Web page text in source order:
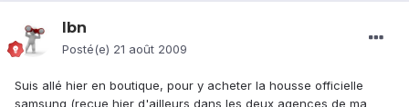
lbn
Posté(e) 21 août 2009
Suis allé hier en boutique, pour y acheter la housse officielle
samsung (reçue hier d'ailleurs dans les deux agences de ma